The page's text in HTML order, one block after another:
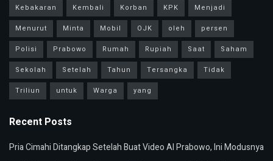
Kebakaran
Kembali Korban KPK
Menjadi
Menurut
Minta Mobil OJK oleh
persen
Polisi
Prabowo Rumah Rupiah Saat
Saham
Sekolah
Setelah Tahun Tersangka
Tidak
Triliun
untuk Warga yang
Recent Posts
Pria Cimahi Ditangkap Setelah Buat Video AI Prabowo, Ini Modusnya